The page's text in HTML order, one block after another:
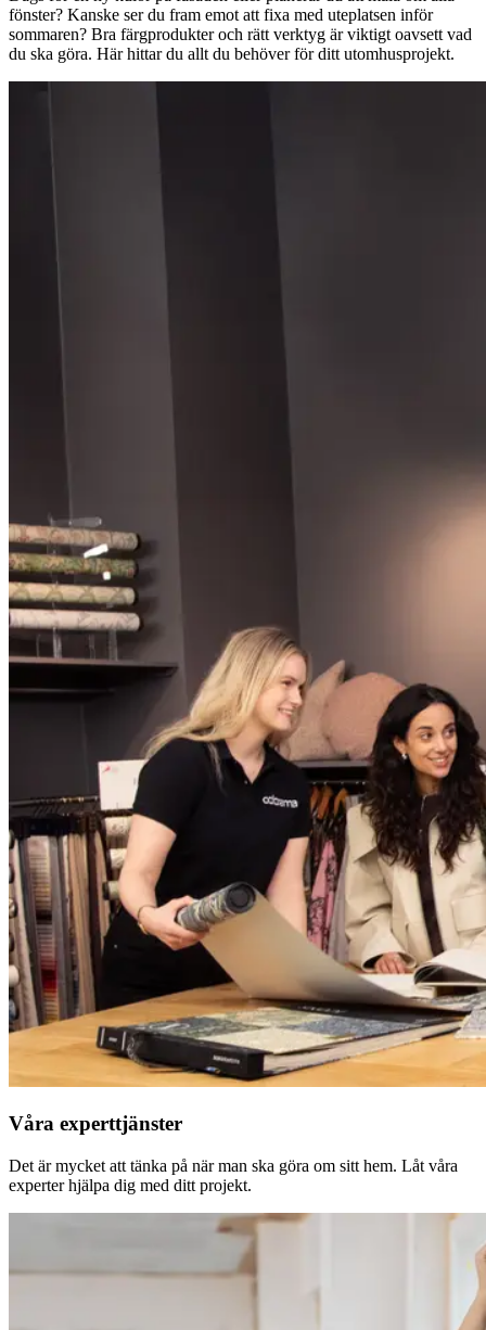
fönster? Kanske ser du fram emot att fixa med uteplatsen inför
sommaren? Bra färgprodukter och rätt verktyg är viktigt oavsett vad
du ska göra. Här hittar du allt du behöver för ditt utomhusprojekt.
Våra experttjänster
Det är mycket att tänka på när man ska göra om sitt hem. Låt våra
experter hjälpa dig med ditt projekt.